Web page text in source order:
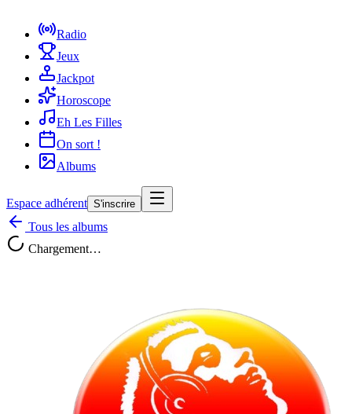
Radio
Jeux
Jackpot
Horoscope
Eh Les Filles
On sort !
Albums
Espace adhérent S'inscrire
Tous les albums
Chargement…